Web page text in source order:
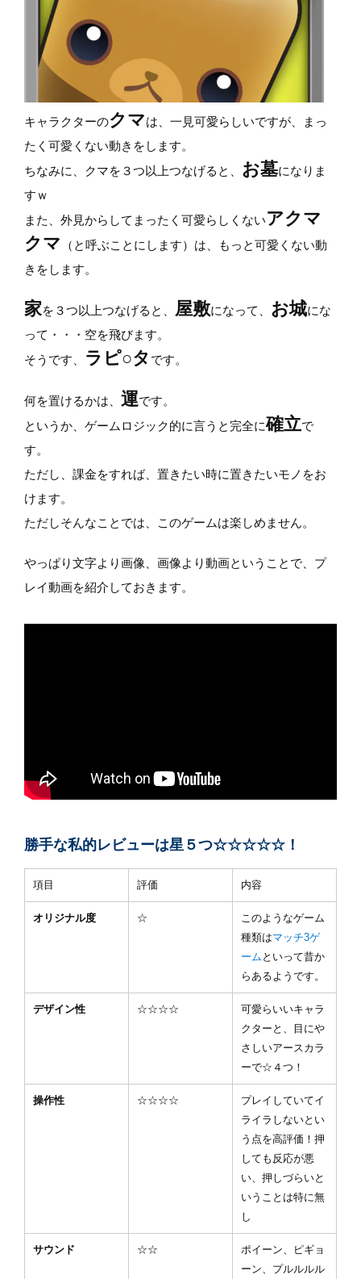
キャラクターのクマは、一見可愛らしいですが、まっ
たく可愛くない動きをします。
ちなみに、クマを３つ以上つなげると、 お墓になりま
すｗ
また、外見からしてまったく可愛らしくないアクマ
クマ
（と呼ぶことにします）は、もっと可愛くない動
きをします。
家を３つ以上つなげると、 屋敷になって、 お城にな
って・・・空を飛びます。
そうです、
ラピ○タ です。
何を置けるかは、 運です。
というか、ゲームロジック的に言うと完全に確立で
す。
ただし、課金をすれば、置きたい時に置きたいモノをお
けます。
ただしそんなことでは、このゲームは楽しめません。
やっぱり文字より画像、画像より動画ということで、プ
レイ動画を紹介しておきます。
勝手な私的レビューは星５つ☆☆☆☆☆！
項目 評価 内容
オリジナル度 ☆
このようなゲーム
種類はマッチ3ゲ
ーム といって昔か
らあるようです。
デザイン性 ☆☆☆☆
可愛らいいキャラ
クターと、目にや
さしいアースカラ
ーで☆４つ！
操作性 ☆☆☆☆
プレイしていてイ
ライラしないとい
う点を高評価！押
しても反応が悪
い、押しづらいと
いうことは特に無
し
サウンド ☆☆
ポイーン、ピギョ
ーン、プルルルル